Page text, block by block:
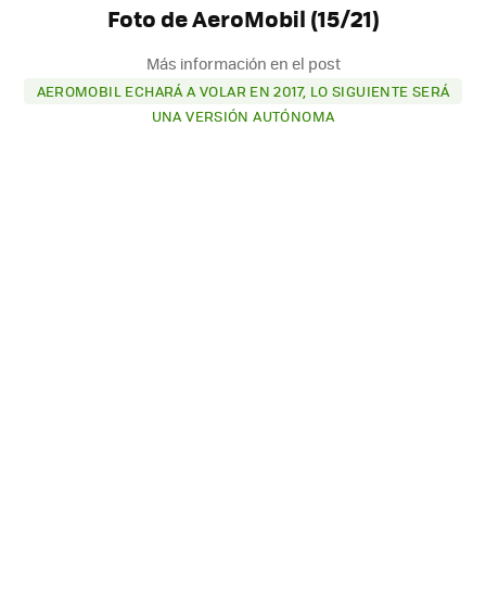
Foto de AeroMobil (15/21)
Más información en el post
AEROMOBIL ECHARÁ A VOLAR EN 2017, LO SIGUIENTE SERÁ
UNA VERSIÓN AUTÓNOMA